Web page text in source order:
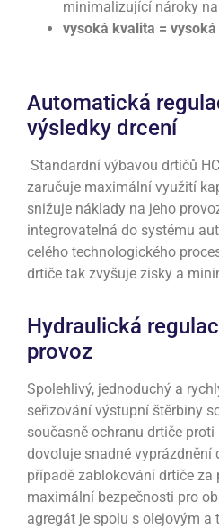
minimalizující nároky
vysoká kvalita =
Automatická
výsledky drcení
Standardní výbavou drtičů
zaručuje maximální využití
snižuje náklady na jeho
integrovatelná do systému
celého technologického
drtiče tak zvyšuje zisky a
Hydraulická
provoz
Spolehlivý, jednoduchý a
seřizování výstupní štěrbiny
současně ochranu drtiče proti
dovoluje snadné vyprázdnění
případě zablokování drtiče
maximální bezpečnosti pro
agregát je spolu s olejovým a